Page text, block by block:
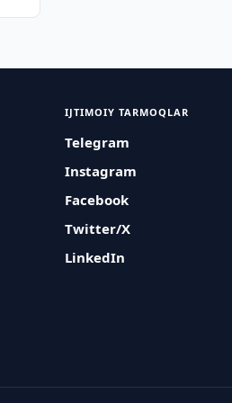
IJTIMOIY TARMOQLAR
Telegram
Instagram
Facebook
Twitter/X
LinkedIn